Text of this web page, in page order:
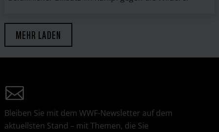
MEHR LADEN
Bleiben Sie mit dem WWF-Newsletter auf dem
aktuellsten Stand – mit Themen, die Sie